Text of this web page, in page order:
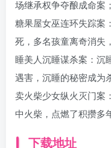
场继承权争夺酿成命案；
糖果屋女巫连环失踪案
死，多名孩童离奇消失
睡美人沉睡谋杀案：沉
遇害，沉睡的秘密成为
卖火柴少女纵火灭门案
中火柴，点燃了积攒多
下载地址